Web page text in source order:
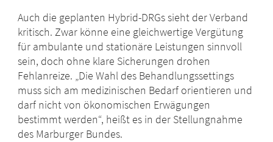
Auch die geplanten Hybrid-DRGs sieht der Verband
kritisch. Zwar könne eine gleichwertige Vergütung
für ambulante und stationäre Leistungen sinnvoll
sein, doch ohne klare Sicherungen drohen
Fehlanreize. „Die Wahl des Behandlungssettings
muss sich am medizinischen Bedarf orientieren und
darf nicht von ökonomischen Erwägungen
bestimmt werden“, heißt es in der Stellungnahme
des Marburger Bundes.